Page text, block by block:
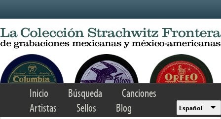
Inicio Búsqueda
Canciones
Artistas
Sellos Blog Español